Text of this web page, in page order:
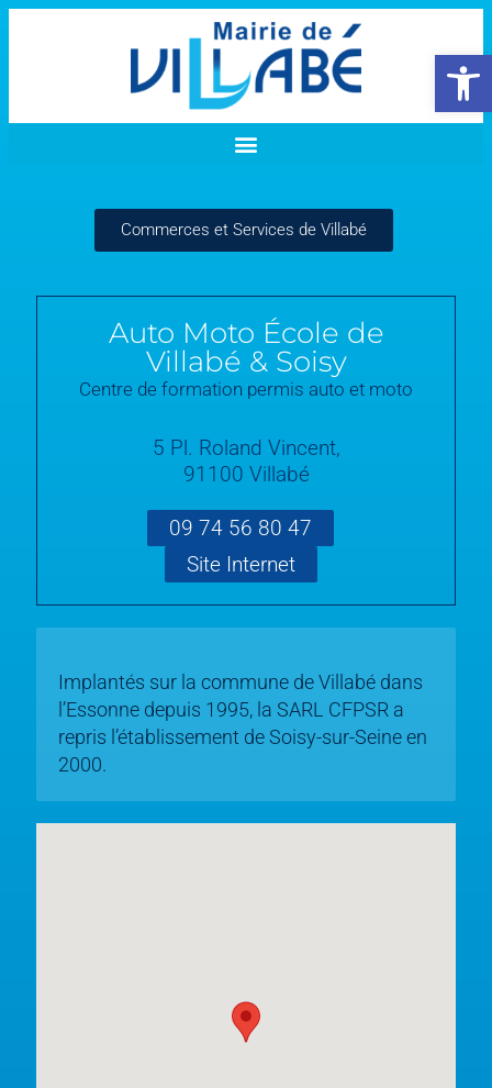
Ouvrir
Commerces et Services de Villabé
Auto Moto École de
Villabé & Soisy
Centre de formation permis auto et moto
5 Pl. Roland Vincent,
91100 Villabé
09 74 56 80 47
Site Internet
Implantés sur la commune de Villabé dans
l’Essonne depuis 1995, la SARL CFPSR a
repris l’établissement de Soisy-sur-Seine en
2000.